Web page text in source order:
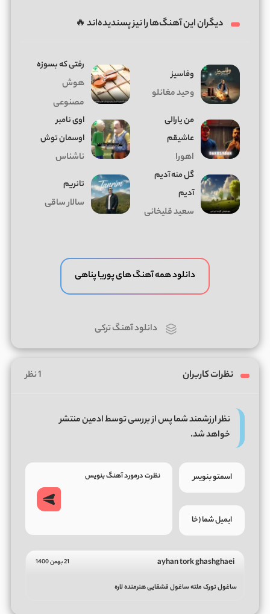
دیگران این آهنگ‌ها را نیز پسندیده‌اند 🔥
وفاسیز
وحید مغانلو
رفتی که بسوزه
هوش
مصنوعی
من یارالی
عاشیقم
اهورا
اوی نامبر
اوسمان توش
ناشناس
گل منه آدیم
آدیم
سعید قلیخانی
تانریم
سالار ساقی
دانلود همه آهنگ های پوریا پناهی
دانلود آهنگ ترکی
نظرات کاربران 1 نظر
نظر ارزشمند شما پس از بررسی توسط ادمین منتشر
خواهد شد.
ayhan tork ghashghaei 21 بهمن 1400
ساغول تورک ملته ساغول قشقایی هنرمنده لاره